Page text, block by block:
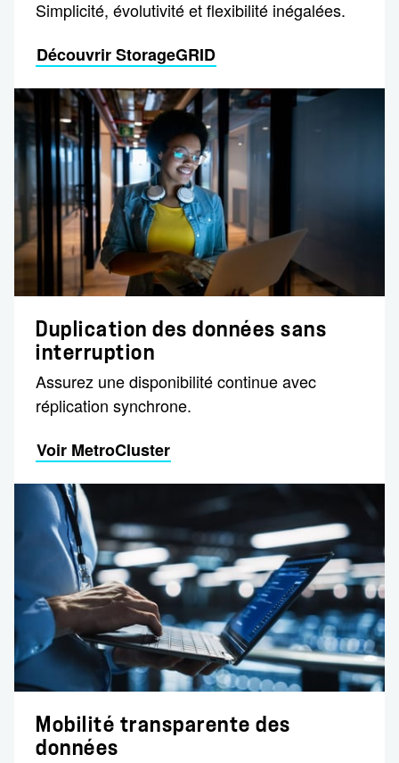
Simplicité, évolutivité et flexibilité inégalées.
Découvrir StorageGRID
Duplication des données sans
interruption
Assurez une disponibilité continue avec
réplication synchrone.
Voir MetroCluster
Mobilité transparente des
données